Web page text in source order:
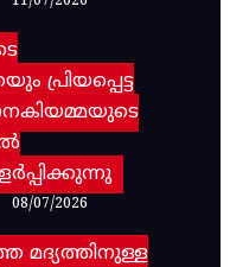
പ്രിയപ്പെട്ട
മദ്യത്തിനുള്ള
08/07/2026